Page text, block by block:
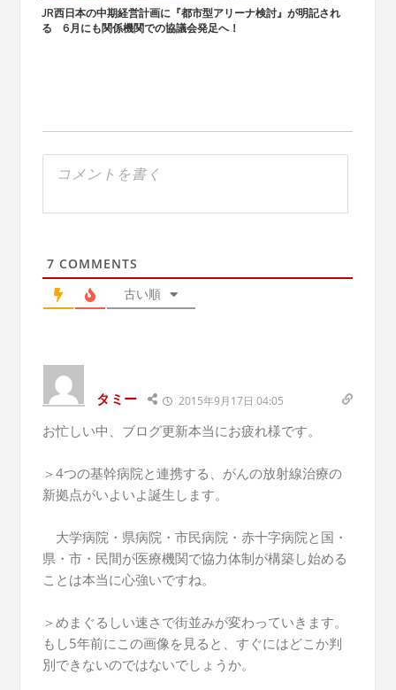
JR西日本の中期経営計画に『都市型アリーナ検討』が明記され
る 6月にも関係機関での協議会発足へ！
7 COMMENTS
古い順
タミー 2015年9月17日 04:05
お忙しい中、ブログ更新本当にお疲れ様です。
＞4つの基幹病院と連携する、がんの放射線治療の
新拠点がいよいよ誕生します。
大学病院・県病院・市民病院・赤十字病院と国・
県・市・民間が医療機関で協力体制が構築し始める
ことは本当に心強いですね。
＞めまぐるしい速さで街並みが変わっていきます。
もし5年前にこの画像を見ると、すぐにはどこか判
別できないのではないでしょうか。